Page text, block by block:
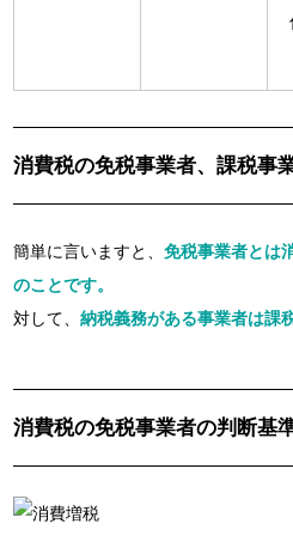
消費税の免税事業者、課税事
簡単に言いますと、免税事業者とは
のことです。
対して、納税義務がある事業者は課
消費税の免税事業者の判断基